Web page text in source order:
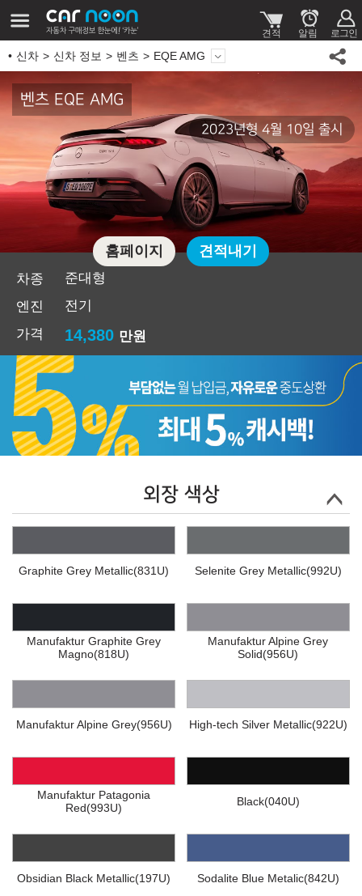
신차 신차 정보 벤츠 EQE AMG
벤츠 EQE AMG
2023년형 4월 10일 출시
차종
준대형
엔진
전기
가격
14,380 만원
홈페이지 견적내기
외장 색상
Graphite Grey Metallic(831U) Selenite Grey Metallic(992U)
Manufaktur Graphite Grey
Magno(818U)
Manufaktur Alpine Grey
Solid(956U)
Manufaktur Alpine Grey(956U) High-tech Silver Metallic(922U)
Manufaktur Patagonia
Red(993U)
Black(040U)
Obsidian Black Metallic(197U) Sodalite Blue Metalic(842U)